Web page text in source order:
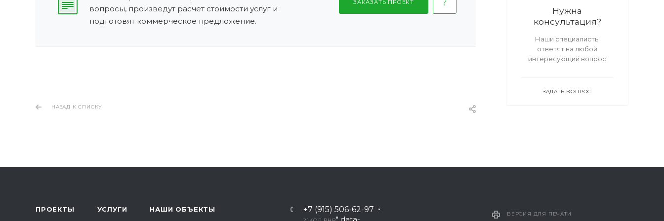
Нужна
консультация?
Наши специалисты
ответят на любой
интересующий вопрос
ЗАДАТЬ ВОПРОС
вопросы, произведут расчет стоимости услуг и
подготовят коммерческое предложение.
ЗАКАЗАТЬ ПРОЕКТ
НАЗАД К СПИСКУ
ПРОЕКТЫ УСЛУГИ НАШИ ОБЪЕКТЫ +7 (915) 506-62-97 ВЕРСИЯ ДЛЯ ПЕЧАТИ